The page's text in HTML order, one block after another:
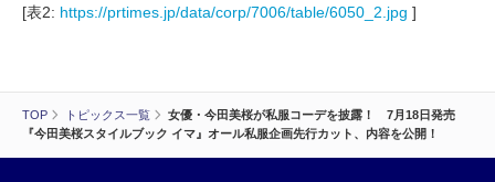
TOP トピックス一覧
女優・今田美桜が私服コーデを披露！ 7月18日発売
『今田美桜スタイルブック イマ』オール私服企画先行カット、内容を公開！
[表2: https://prtimes.jp/data/corp/7006/table/6050_2.jpg ]